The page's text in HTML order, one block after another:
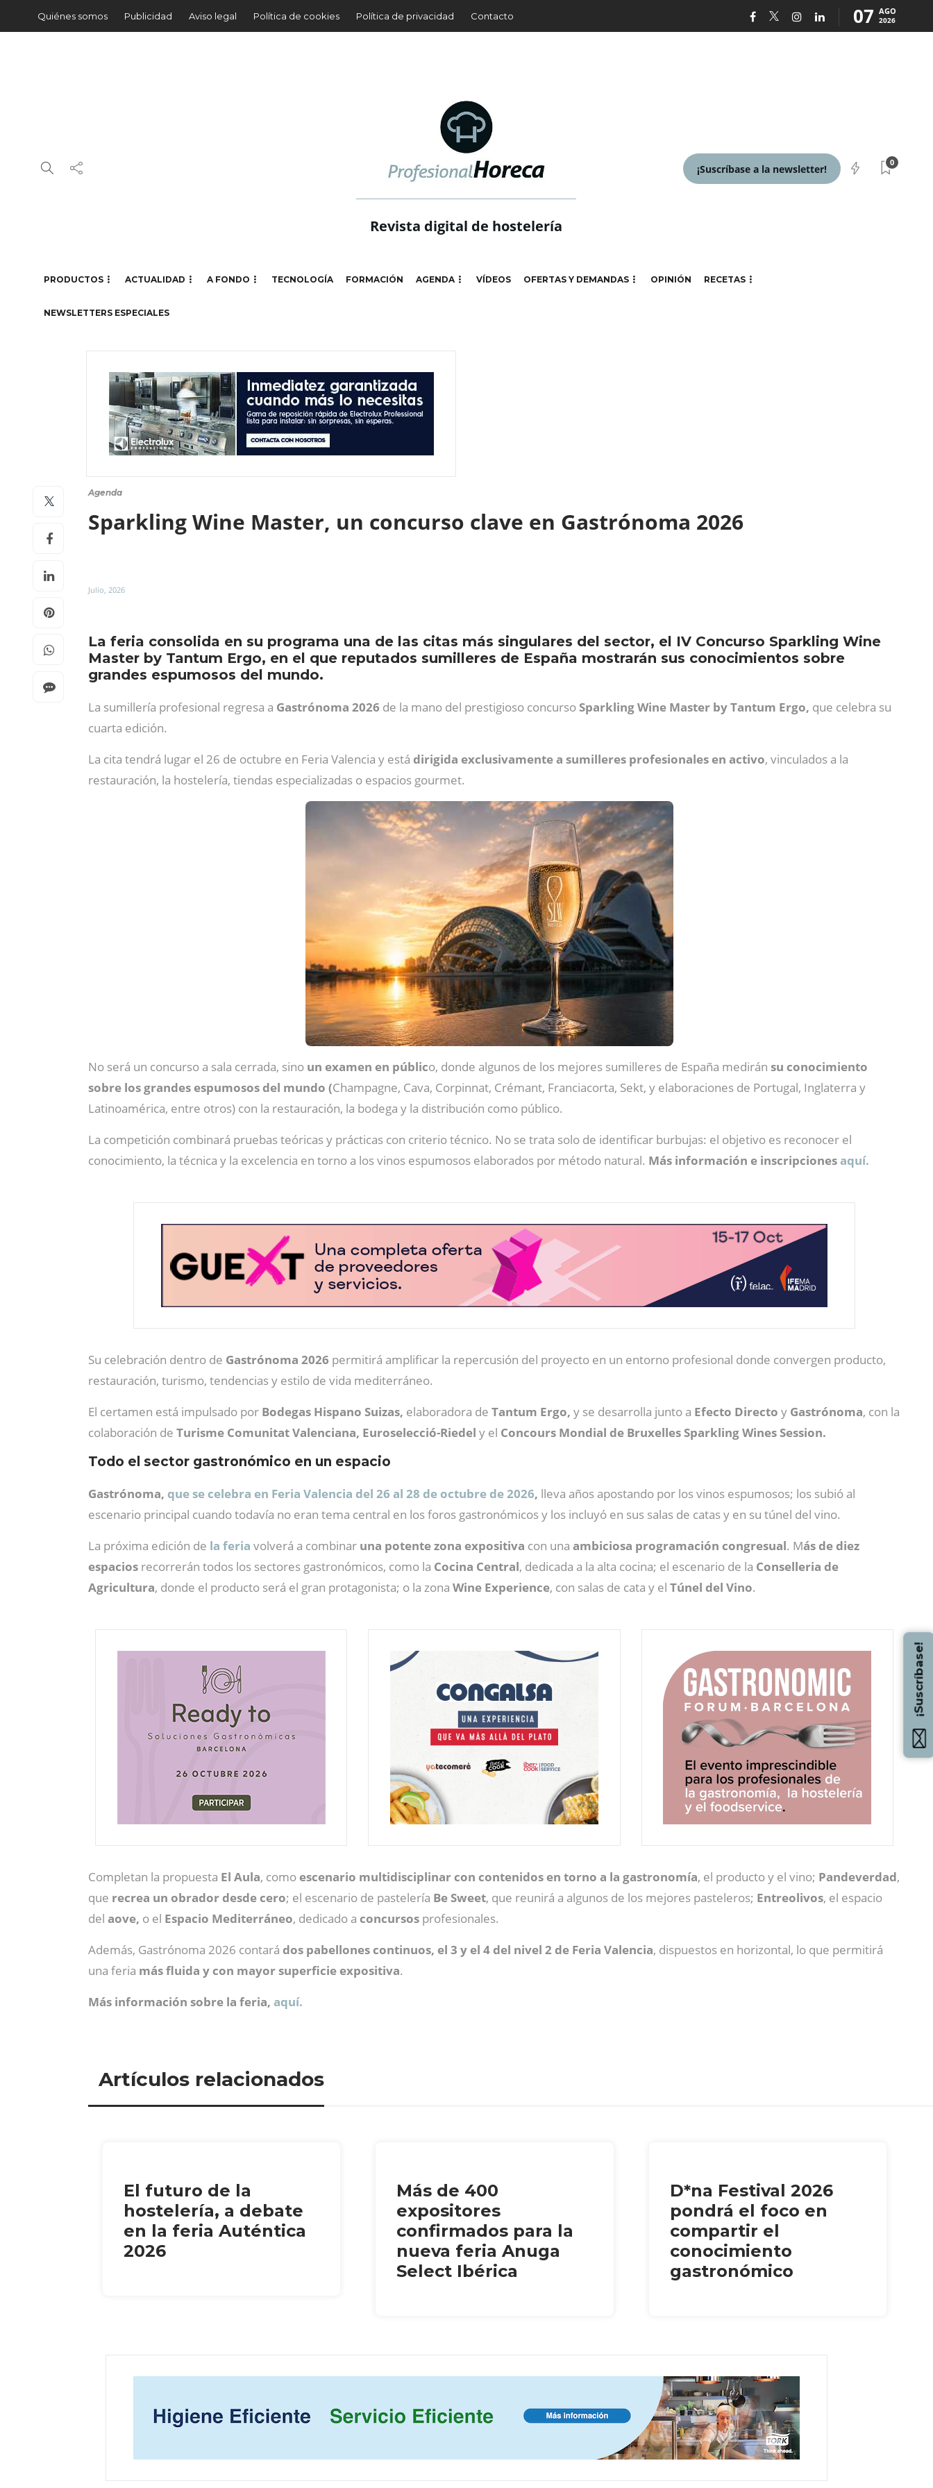
Quiénes somos Publicidad Aviso legal Política de cookies Política de privacidad Contacto 07 AGO
2026
Revista digital de hostelería
¡Suscríbase a la newsletter!
0
PRODUCTOS ACTUALIDAD A FONDO TECNOLOGÍA FORMACIÓN AGENDA VÍDEOS OFERTAS Y DEMANDAS OPINIÓN RECETAS
NEWSLETTERS ESPECIALES
Agenda
Sparkling Wine Master, un concurso clave en Gastrónoma 2026
Julio, 2026
La feria consolida en su programa una de las citas más singulares del sector, el IV Concurso Sparkling Wine
Master by Tantum Ergo, en el que reputados sumilleres de España mostrarán sus conocimientos sobre
grandes espumosos del mundo.
La sumillería profesional regresa a Gastrónoma 2026 de la mano del prestigioso concursoSparkling Wine Master by Tantum Ergo, que celebra su
cuarta edición.
La cita tendrá lugar el 26 de octubre en Feria Valencia y está dirigida exclusivamente a sumilleres profesionales en activo, vinculados a la
restauración, la hostelería, tiendas especializadas o espacios gourmet.
No será un concurso a sala cerrada, sino un examen en público, donde algunos de los mejores sumilleres de España medirán su conocimiento
sobre los grandes espumosos del mundo (Champagne, Cava, Corpinnat, Crémant, Franciacorta, Sekt, y elaboraciones de Portugal, Inglaterra y
Latinoamérica, entre otros) con la restauración, la bodega y la distribución como público.
La competición combinará pruebas teóricas y prácticas con criterio técnico. No se trata solo de identificar burbujas: el objetivo es reconocer el
conocimiento, la técnica y la excelencia en torno a los vinos espumosos elaborados por método natural. Más información e inscripciones aquí.
Su celebración dentro de Gastrónoma 2026 permitirá amplificar la repercusión del proyecto en un entorno profesional donde convergen producto,
restauración, turismo, tendencias y estilo de vida mediterráneo.
El certamen está impulsado por Bodegas Hispano Suizas, elaboradora de Tantum Ergo, y se desarrolla junto a Efecto Directo y Gastrónoma, con la
colaboración de Turisme Comunitat Valenciana, Euroselecció-Riedel y el Concours Mondial de Bruxelles Sparkling Wines Session.
Todo el sector gastronómico en un espacio
Gastrónoma, que se celebra en Feria Valencia del 26 al 28 de octubre de 2026, lleva años apostando por los vinos espumosos; los subió al
escenario principal cuando todavía no eran tema central en los foros gastronómicos y los incluyó en sus salas de catas y en su túnel del vino.
La próxima edición de la feria volverá a combinar una potente zona expositiva con una ambiciosa programación congresual. Más de diez
espacios recorrerán todos los sectores gastronómicos, como la Cocina Central, dedicada a la alta cocina; el escenario de la Conselleria de
Agricultura, donde el producto será el gran protagonista; o la zona Wine Experience, con salas de cata y el Túnel del Vino.
Completan la propuesta El Aula, comoescenario multidisciplinar con contenidos en torno a la gastronomía, el producto y el vino; Pandeverdad,
que recrea un obrador desde cero; el escenario de pastelería Be Sweet, que reunirá a algunos de los mejores pasteleros; Entreolivos, el espacio
del aove, o el Espacio Mediterráneo, dedicado a concursos profesionales.
Además, Gastrónoma 2026 contará dos pabellones continuos, el 3 y el 4 del nivel 2 de Feria Valencia, dispuestos en horizontal, lo que permitirá
una feria más fluida y con mayor superficie expositiva.
Más información sobre la feria, aquí.
Artículos relacionados
El futuro de la
hostelería, a debate
en la feria Auténtica
2026
Más de 400
expositores
confirmados para la
nueva feria Anuga
Select Ibérica
D*na Festival 2026
pondrá el foco en
compartir el
conocimiento
gastronómico
¡Suscríbase!